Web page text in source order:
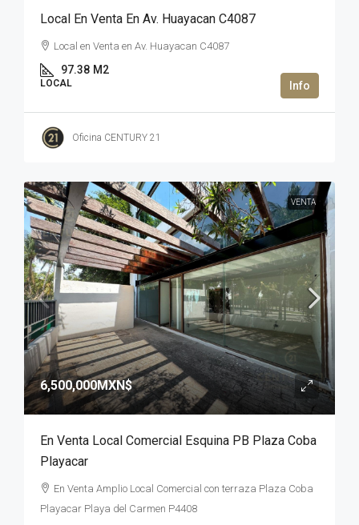
Local En Venta En Av. Huayacan C4087
Local en Venta en Av. Huayacan C4087
97.38 M2
LOCAL
Oficina CENTURY 21
VENTA
6,500,000MXN$
En Venta Local Comercial Esquina PB Plaza Coba
Playacar
En Venta Amplio Local Comercial con terraza Plaza Coba
Playacar Playa del Carmen P4408